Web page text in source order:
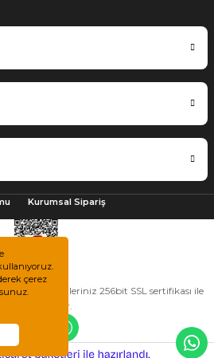
çerez
Kurumsal Sipariş
kartı bilgileriniz 256bit SSL sertifikası ile
korunmaktadır.
e-